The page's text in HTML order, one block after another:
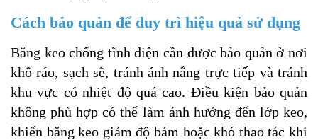
Cách bảo quản để duy trì hiệu quả sử dụng
Băng keo chống tĩnh điện cần được bảo quản ở nơi
khô ráo, sạch sẽ, tránh ánh nắng trực tiếp và tránh
khu vực có nhiệt độ quá cao. Điều kiện bảo quản
không phù hợp có thể làm ảnh hưởng đến lớp keo,
khiến băng keo giảm độ bám hoặc khó thao tác khi